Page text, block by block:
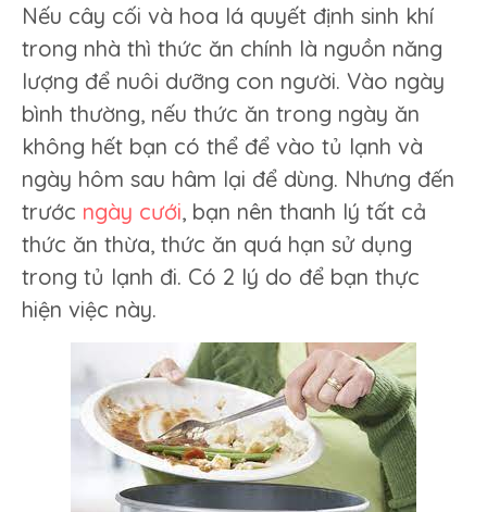
Nếu cây cối và hoa lá quyết định sinh khí
trong nhà thì thức ăn chính là nguồn năng
lượng để nuôi dưỡng con người. Vào ngày
bình thường, nếu thức ăn trong ngày ăn
không hết bạn có thể để vào tủ lạnh và
ngày hôm sau hâm lại để dùng. Nhưng đến
trước ngày cưới, bạn nên thanh lý tất cả
thức ăn thừa, thức ăn quá hạn sử dụng
trong tủ lạnh đi. Có 2 lý do để bạn thực
hiện việc này.